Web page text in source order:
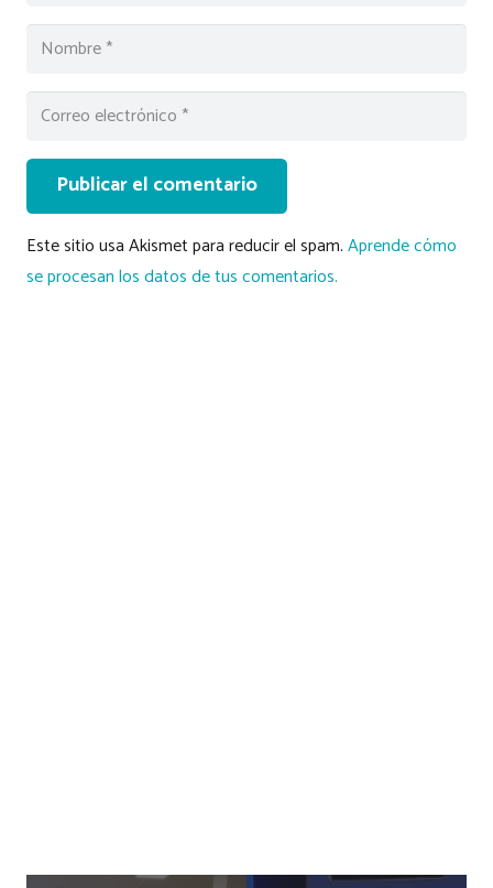
Publicar el comentario
Este sitio usa Akismet para reducir el spam.Aprende cómo
se procesan los datos de tus comentarios.